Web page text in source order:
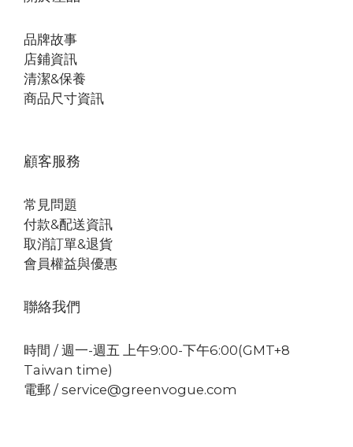
品牌故事
店鋪資訊
清潔&保養
商品尺寸資訊
顧客服務
常見問題
付款&配送資訊
取消訂單&退貨
會員權益與優惠
聯絡我們
時間 / 週一-週五 上午9:00-下午6:00(GMT+8
Taiwan time)
電郵 / service@greenvogue.com